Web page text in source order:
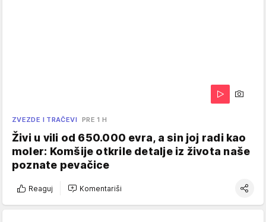
ZVEZDE I TRAČEVI PRE 1 H
Živi u vili od 650.000 evra, a sin joj radi kao
moler: Komšije otkrile detalje iz života naše
poznate pevačice
Reaguj Komentariši